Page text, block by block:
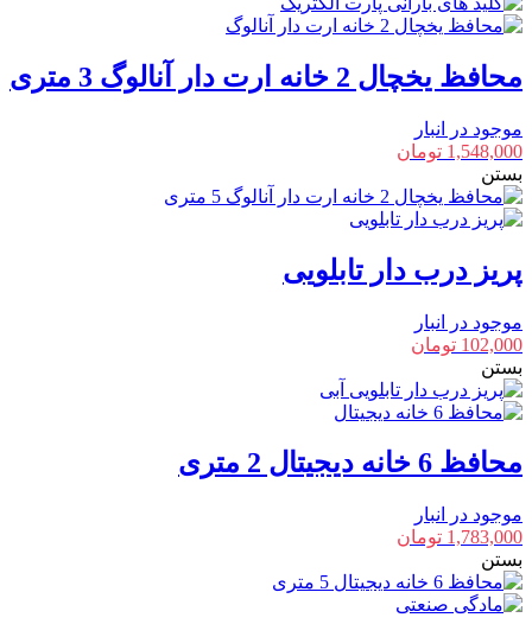
محافظ یخچال 2 خانه ارت دار آنالوگ 3 متری
موجود در انبار
1,548,000 تومان
بستن
پریز درب دار تابلویی
موجود در انبار
102,000 تومان
بستن
محافظ 6 خانه دیجیتال 2 متری
موجود در انبار
1,783,000 تومان
بستن